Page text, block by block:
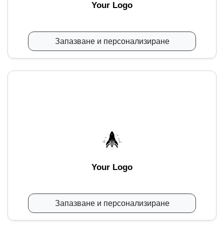
Your Logo
Запазване и персонализиране
Your Logo
Запазване и персонализиране